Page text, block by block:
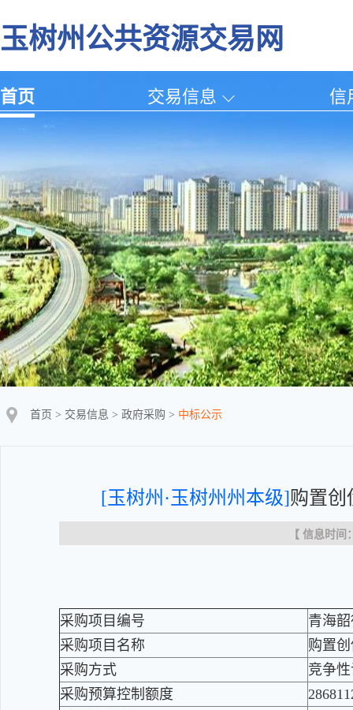
玉树州公共资源交易网
首页 交易信息 信
首页 > 交易信息 > 政府采购 > 中标公示
[玉树州·玉树州州本级]购置创
【 信息时间
采购项目编号
青海
采购项目名称
购置
采购方式
竞争
采购预算控制额度